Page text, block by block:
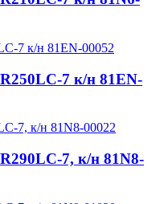
7 к/н 81EN-
7, к/н 81N8-